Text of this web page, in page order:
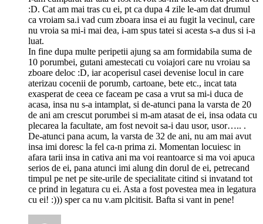
:D. Cat am mai tras cu ei, pt ca dupa 4 zile le-am dat drumul
ca vroiam sa.i vad cum zboara insa ei au fugit la vecinul, care
nu vroia sa mi-i mai dea, i-am spus tatei si acesta s-a dus si i-a
luat.
In fine dupa multe peripetii ajung sa am formidabila suma de
10 porumbei, gutani amestecati cu voiajori care nu vroiau sa
zboare deloc :D, iar acoperisul casei devenise locul in care
aterizau cocenii de porumb, cartoane, bete etc., incat tata
exasperat de ceea ce faceam pe casa a vrut sa mi-i duca de
acasa, insa nu s-a intamplat, si de-atunci pana la varsta de 20
de ani am crescut porumbei si m-am atasat de ei, insa odata cu
plecarea la facultate, am fost nevoit sa-i dau usor, usor….. .
De-atunci pana acum, la varsta de 32 de ani, nu am mai avut
insa imi doresc la fel ca-n prima zi. Momentan locuiesc in
afara tarii insa in cativa ani ma voi reantoarce si ma voi apuca
serios de ei, pana atunci imi alung din dorul de ei, petrecand
timpul pe net pe site-urile de specialitate citind si invatand tot
ce prind in legatura cu ei. Asta a fost povestea mea in legatura
cu ei! :))) sper ca nu v.am plcitisit. Bafta si vant in pene!